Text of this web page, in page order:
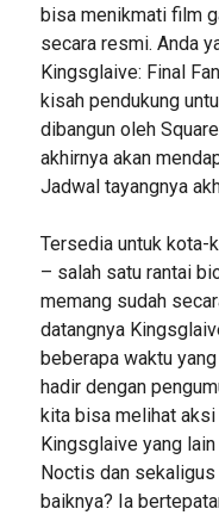
bisa menikmati film
secara resmi. Anda
Kingsglaive: Final
kisah pendukung
dibangun oleh
akhirnya akan
Jadwal tayangnya
Tersedia untuk kota-
– salah satu rantai
memang sudah
datangnya
beberapa waktu
hadir dengan
kita bisa melihat
Kingsglaive yang
Noctis dan
baiknya? Ia